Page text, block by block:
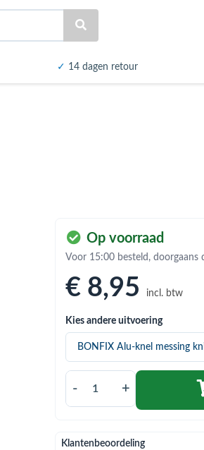
✓ 14 dagen retour
Op voorraad
Voor 15:00 besteld, doorgaans
€ 8,95 incl. btw
Kies andere uitvoering
- +
Klantenbeoordeling